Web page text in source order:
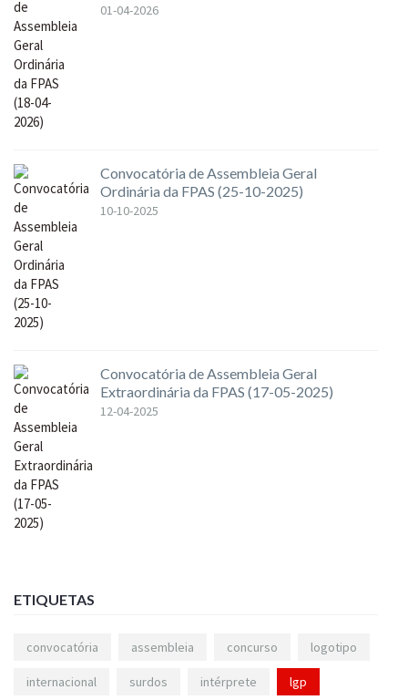
01-04-2026
Convocatória de Assembleia Geral
Ordinária da FPAS (25-10-2025)
10-10-2025
Convocatória de Assembleia Geral
Extraordinária da FPAS (17-05-2025)
12-04-2025
ETIQUETAS
convocatória assembleia concurso logotipo
internacional surdos intérprete lgp